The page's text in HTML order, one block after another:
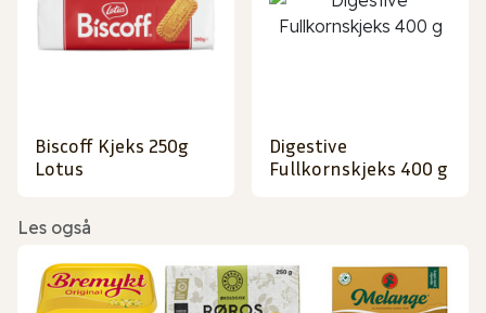
Biscoff Kjeks 250g
Lotus
Digestive
Fullkornskjeks 400 g
Les også